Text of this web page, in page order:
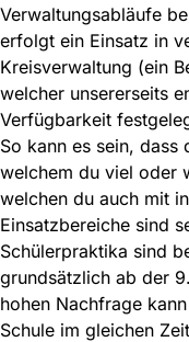
Verwaltungsabläufe
erfolgt ein Einsatz in
Kreisverwaltung (ein
welcher unsererseits
Verfügbarkeit
So kann es sein, dass
welchem du viel oder
welchen du auch mit
Einsatzbereiche sind
Schülerpraktika sind
grundsätzlich ab der
hohen Nachfrage
Schule im gleichen